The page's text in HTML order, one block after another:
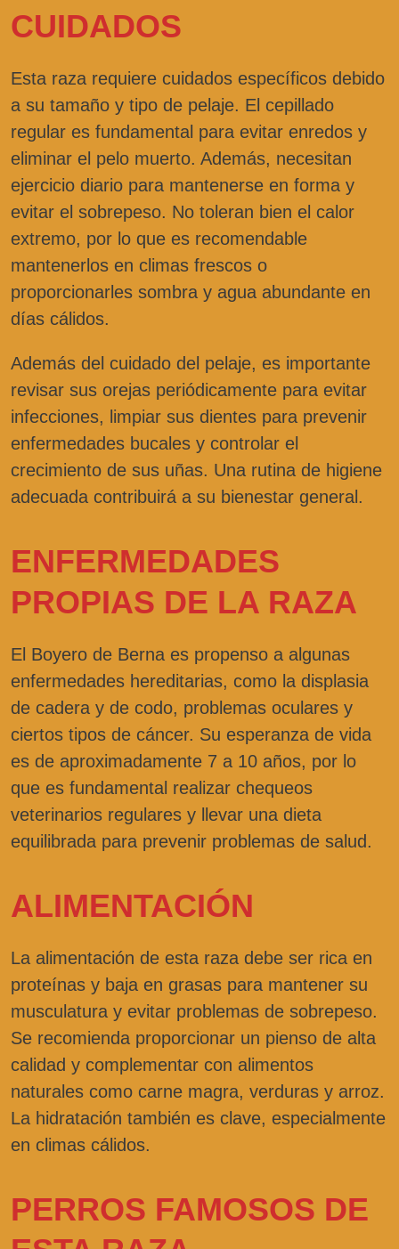
CUIDADOS
Esta raza requiere cuidados específicos debido
a su tamaño y tipo de pelaje. El cepillado
regular es fundamental para evitar enredos y
eliminar el pelo muerto. Además, necesitan
ejercicio diario para mantenerse en forma y
evitar el sobrepeso. No toleran bien el calor
extremo, por lo que es recomendable
mantenerlos en climas frescos o
proporcionarles sombra y agua abundante en
días cálidos.
Además del cuidado del pelaje, es importante
revisar sus orejas periódicamente para evitar
infecciones, limpiar sus dientes para prevenir
enfermedades bucales y controlar el
crecimiento de sus uñas. Una rutina de higiene
adecuada contribuirá a su bienestar general.
ENFERMEDADES
PROPIAS DE LA RAZA
El Boyero de Berna es propenso a algunas
enfermedades hereditarias, como la displasia
de cadera y de codo, problemas oculares y
ciertos tipos de cáncer. Su esperanza de vida
es de aproximadamente 7 a 10 años, por lo
que es fundamental realizar chequeos
veterinarios regulares y llevar una dieta
equilibrada para prevenir problemas de salud.
ALIMENTACIÓN
La alimentación de esta raza debe ser rica en
proteínas y baja en grasas para mantener su
musculatura y evitar problemas de sobrepeso.
Se recomienda proporcionar un pienso de alta
calidad y complementar con alimentos
naturales como carne magra, verduras y arroz.
La hidratación también es clave, especialmente
en climas cálidos.
PERROS FAMOSOS DE